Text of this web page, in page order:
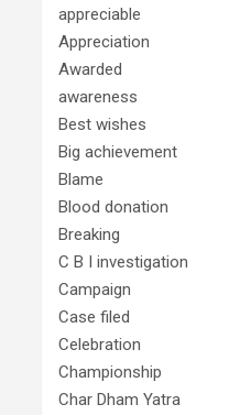
appreciable
Appreciation
Awarded
awareness
Best wishes
Big achievement
Blame
Blood donation
Breaking
C B I investigation
Campaign
Case filed
Celebration
Championship
Char Dham Yatra